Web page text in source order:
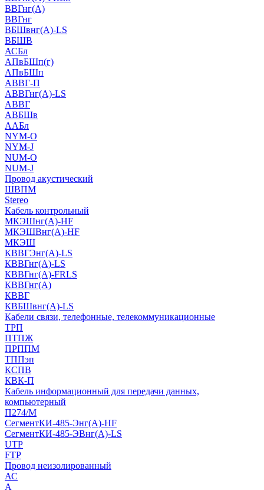
ВВГнг(А)
ВВГнг
ВБШвнг(А)-LS
ВБШВ
АСБл
АПвБШп(г)
АПвБШп
АВВГ-П
АВВГнг(А)-LS
АВВГ
АВБШв
ААБл
NYM-O
NYM-J
NUM-О
NUM-J
Провод акустический
ШВПМ
Stereo
Кабель контрольный
МКЭШнг(A)-HF
МКЭШВнг(А)-HF
МКЭШ
КВВГЭнг(А)-LS
КВВГнг(А)-LS
КВВГнг(А)-FRLS
КВВГнг(А)
КВВГ
КВБШвнг(А)-LS
Кабели связи, телефонные, телекоммуникационные
ТРП
ПТПЖ
ПРППМ
ТППэп
КСПВ
КВК-П
Кабель информационный для передачи данных,
компьютерный
П274/М
СегментКИ-485-Энг(А)-HF
СегментКИ-485-ЭВнг(А)-LS
UTP
FTP
Провод неизолированный
АС
А